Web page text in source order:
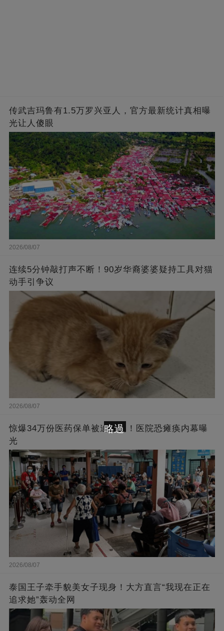
传武吉玛鲁有1.5万罗兴亚人，官方最新统计真相曝
光让人傻眼
2026/08/07
连续5分钟敲打声不断！90岁华裔婆婆疑持工具对猫
动手引争议
2026/08/07
惊爆34万份医药保单被迫取消！医院恐瘫痪内幕曝
光
2026/08/07
泰国王子牵手貌美女子现身！大方直言“我现在正在
追求她”轰动全网
略過